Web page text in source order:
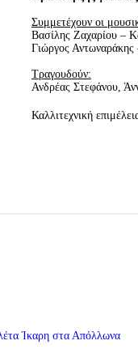
Συμμετέχουν οι
Βασίλης Ζαχαρίου –
Γιώργος
Τραγουδούν:
Ανδρέας Στεφάνου,
Καλλιτεχνική
Ίκαρη στα Απόλλωνα